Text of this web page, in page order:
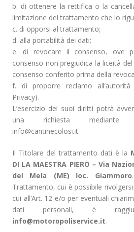
b. di ottenere la rettifica o la
limitazione del trattamento che lo
c. di opporsi al trattamento;
d. alla portabilità dei dati;
e. di revocare il consenso, ove
consenso non pregiudica la liceità
consenso conferito prima della
f. di proporre reclamo
Privacy).
L’esercizio dei suoi diritti potrà
una richiesta mediante
info@cantinecolosi.it.
Il Titolare del trattamento dati è la
DI LA MAESTRA PIERO – Via
del Mela (ME) loc. Giammoro
Trattamento, cui è possibile
cui all’Art. 12 e/o per eventuali
dati personali, è
info@motoropoliservice.it.